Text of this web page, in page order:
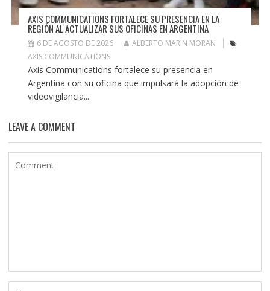
AXIS COMMUNICATIONS FORTALECE SU PRESENCIA EN LA
REGIÓN AL ACTUALIZAR SUS OFICINAS EN ARGENTINA
6 DE AGOSTO DE 2026
ALBERTO MARIN MORAN
AXIS COMMUNICATIONS
Axis Communications fortalece su presencia en
Argentina con su oficina que impulsará la adopción de
videovigilancia...
LEAVE A COMMENT